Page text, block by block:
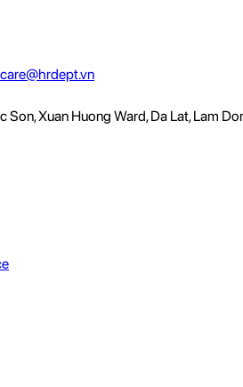
Son, Xuan Huong Ward, Da Lat, Lam